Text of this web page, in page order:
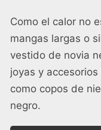
Como el calor no
mangas largas o
vestido de novia
joyas y
como copos de
negro.